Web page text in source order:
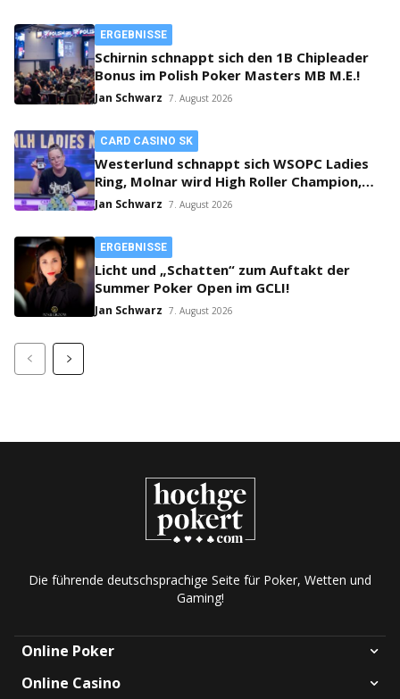
ERGEBNISSE
Schirnin schnappt sich den 1B Chipleader
Bonus im Polish Poker Masters MB M.E.!
Jan Schwarz 7. August 2026
CARD CASINO SK
Westerlund schnappt sich WSOPC Ladies
Ring, Molnar wird High Roller Champion,
Main Event gestartet!
Jan Schwarz 7. August 2026
ERGEBNISSE
Licht und „Schatten“ zum Auftakt der
Summer Poker Open im GCLI!
Jan Schwarz 7. August 2026
Die führende deutschsprachige Seite für Poker, Wetten und
Gaming!
Online Poker
Online Casino